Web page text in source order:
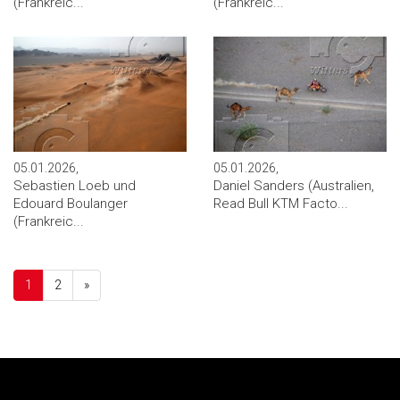
05.01.2026,
Sebastien Loeb und
Edouard Boulanger
(Frankreic...
05.01.2026,
Daniel Sanders (Australien,
Read Bull KTM Facto...
1 2 »Next